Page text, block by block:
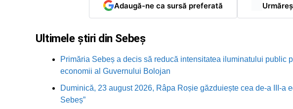
Adaugă-ne ca sursă preferată
Ultimele știri din Sebeș
Primăria Sebeș a decis să reducă intensitatea iluminatului public
economii al Guvernului Bolojan
Duminică, 23 august 2026, Râpa Roșie găzduiește cea de-a III-a
Sebeș”